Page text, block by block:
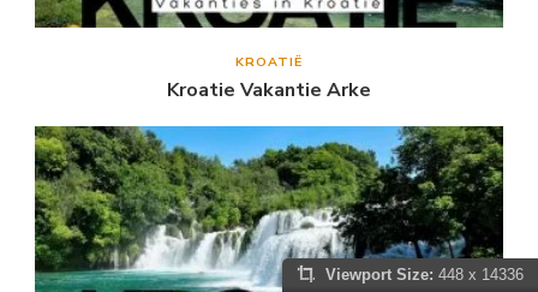
KROATIË
Kroatie Vakantie Arke
Viewport Size: 448 x 14336